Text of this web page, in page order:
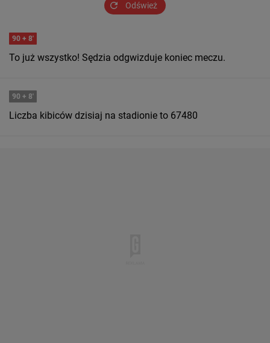
Odśwież
90 + 8'
To już wszystko! Sędzia odgwizduje koniec meczu.
90 + 8'
Liczba kibiców dzisiaj na stadionie to 67480